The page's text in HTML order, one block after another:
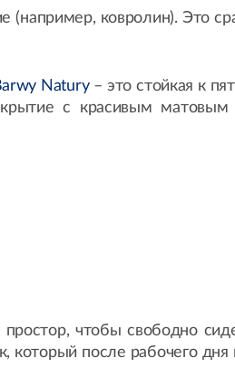
ковролин). Это
Natury– это стойкая к
с красивым
чтобы свободно
который после рабочего дня